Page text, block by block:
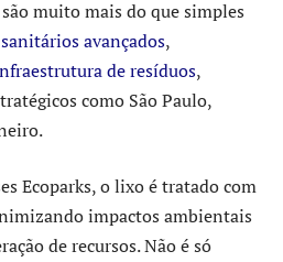
são muito mais do que simples
avançados,
de resíduos,
como São Paulo,
Ecoparks, o lixo é tratado com
impactos ambientais
de recursos. Não é só